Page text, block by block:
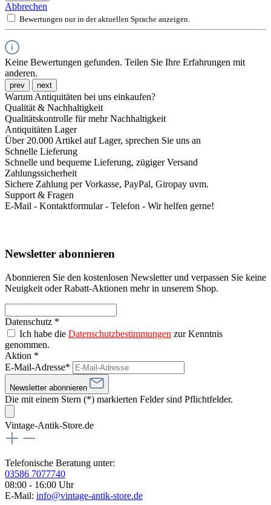
Abbrechen
Bewertungen nur in der aktuellen Sprache anzeigen.
Keine Bewertungen gefunden. Teilen Sie Ihre Erfahrungen mit
anderen.
prev next
Warum Antiquitäten bei uns einkaufen?
Qualität & Nachhaltigkeit
Qualitätskontrolle für mehr Nachhaltigkeit
Antiquitäten Lager
Über 20.000 Artikel auf Lager, sprechen Sie uns an
Schnelle Lieferung
Schnelle und bequeme Lieferung, zügiger Versand
Zahlungssicherheit
Sichere Zahlung per Vorkasse, PayPal, Giropay uvm.
Support & Fragen
E-Mail - Kontaktformular - Telefon - Wir helfen gerne!
Newsletter abonnieren
Abonnieren Sie den kostenlosen Newsletter und verpassen Sie keine
Neuigkeit oder Rabatt-Aktionen mehr in unserem Shop.
Datenschutz *
Ich habe die Datenschutzbestimmungen zur Kenntnis
genommen.
Aktion *
E-Mail-Adresse*
Newsletter abonnieren
Die mit einem Stern (*) markierten Felder sind Pflichtfelder.
Vintage-Antik-Store.de
Telefonische Beratung unter:
03586 7077740
08:00 - 16:00 Uhr
E-Mail: info@vintage-antik-store.de